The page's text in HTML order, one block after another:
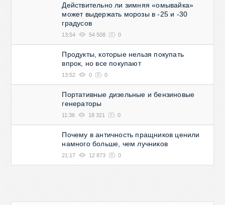
Действительно ли зимняя «омывайка»
может выдержать морозы в -25 и -30
градусов
13:54 54 508 0
Продукты, которые нельзя покупать
впрок, но все покупают
13:52 0 0
Портативные дизельные и бензиновые
генераторы
11:36 18 321 0
Почему в античность пращников ценили
намного больше, чем лучников
21:17 12 873 0